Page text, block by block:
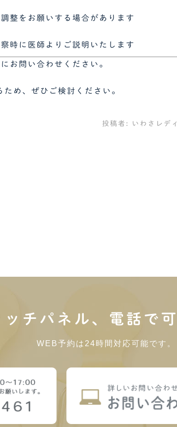
整をお願いする場合があります
時に医師よりご説明いたします
お問い合わせください。
め、ぜひご検討ください。
投稿者: いわさレデ
チパネル、電話で
WEB予約は24時間対応可能です。